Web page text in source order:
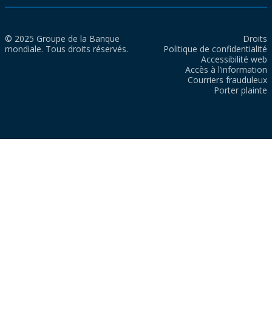
© 2025 Groupe de la Banque
mondiale. Tous droits réservés.
Droits
Politique de confidentialité
Accessibilité web
Accès à l’information
Courriers frauduleux
Porter plainte